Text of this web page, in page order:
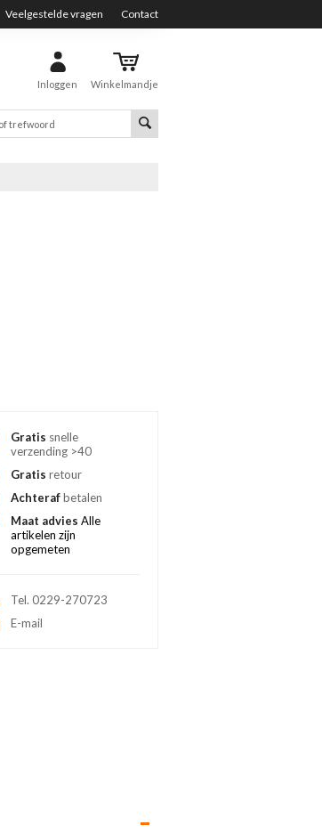
Veelgestelde vragen Contact
Inloggen Winkelmandje
Gratis snelle
verzending >40
Gratis retour
Achterafbetalen
Maat adviesAlle
artikelen zijn
opgemeten
Tel. 0229-270723
E-mail